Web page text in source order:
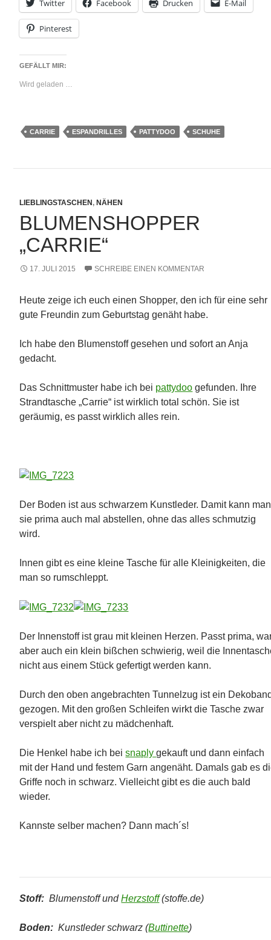
Twitter Facebook Drucken E-Mail
Pinterest
GEFÄLLT MIR:
Wird geladen …
CARRIE ESPANDRILLES PATTYDOO SCHUHE
LIEBLINGSTASCHEN , NÄHEN
BLUMENSHOPPER
„CARRIE“
17. JULI 2015 SCHREIBE EINEN KOMMENTAR
Heute zeige ich euch einen Shopper, den ich für eine sehr
gute Freundin zum Geburtstag genäht habe.
Ich habe den Blumenstoff gesehen und sofort an Anja
gedacht.
Das Schnittmuster habe ich bei pattydoo gefunden. Ihre
Strandtasche „Carrie“ ist wirklich total schön. Sie ist
geräumig, es passt wirklich alles rein.
Der Boden ist aus schwarzem Kunstleder. Damit kann man
sie prima auch mal abstellen, ohne das alles schmutzig
wird.
Innen gibt es eine kleine Tasche für alle Kleinigkeiten, die
man so rumschleppt.
Der Innenstoff ist grau mit kleinen Herzen. Passt prima,
aber auch ein klein bißchen schwierig, weil die
nicht aus einem Stück gefertigt werden kann.
Durch den oben angebrachten Tunnelzug ist ein
gezogen. Mit den großen Schleifen wirkt die Tasche zwar
verspielt aber nicht zu mädchenhaft.
Die Henkel habe ich beisnaplygekauft und dann einfach
mit der Hand und festem Garn angenäht. Damals gab es
Griffe noch in schwarz. Vielleicht gibt es die auch bald
wieder.
Kannste selber machen? Dann mach´s!
Stoff: Blumenstoff undHerzstoff(stoffe.de)
Boden: Kunstleder schwarz (Buttinette)